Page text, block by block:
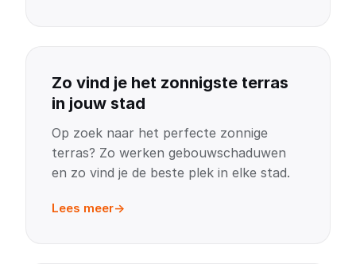
Zo vind je het zonnigste terras
in jouw stad
Op zoek naar het perfecte zonnige
terras? Zo werken gebouwschaduwen
en zo vind je de beste plek in elke stad.
Lees meer